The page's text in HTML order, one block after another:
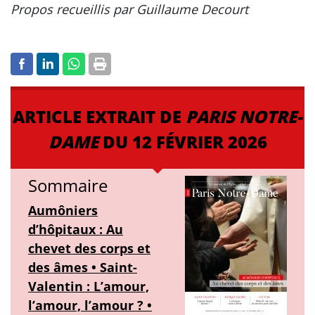
Propos recueillis par Guillaume Decourt
ARTICLE EXTRAIT DE PARIS NOTRE-
DAMEDU 12 FÉVRIER 2026
Sommaire
Aumôniers
d’hôpitaux : Au
chevet des corps et
des âmes • Saint-
Valentin : L’amour,
l’amour, l’amour ? •